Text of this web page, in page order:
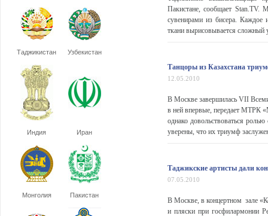
Таджикистан Узбекистан
Индия Иран
Монголия Пакистан
Пакистане, сообщает Stan.TV.
сувенирами из бисера. Каждое
ткани вырисовывается сложный
Танцоры из Казахстана
12.05.2010
В Москве завершилась VII
в ней впервые, передает МТРК
однако довольствоваться
уверены, что их триумф
Таджикские артисты дали
07.05.2010
В Москве, в концертном зале
и пляски при госфилармонии